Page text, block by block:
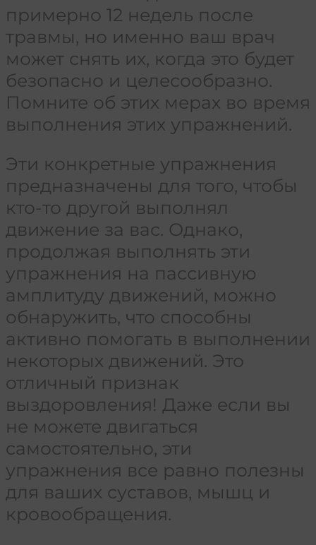
примерно 12 недель после
травмы, но именно ваш врач
может снять их, когда это будет
безопасно и целесообразно.
Помните об этих мерах во время
выполнения этих упражнений.
Эти конкретные упражнения
предназначены для того, чтобы
кто-то другой выполнял
движение за вас. Однако,
продолжая выполнять эти
упражнения на пассивную
амплитуду движений, можно
обнаружить, что способны
активно помогать в выполнении
некоторых движений. Это
отличный признак
выздоровления! Даже если вы
не можете двигаться
самостоятельно, эти
упражнения все равно полезны
для ваших суставов, мышц и
кровообращения.